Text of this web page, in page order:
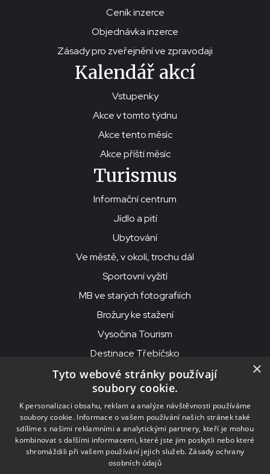
Ceník inzerce
Objednávka inzerce
Zásady pro zveřejnění ve zpravodaji
Kalendář akcí
Vstupenky
Akce v tomto týdnu
Akce tento měsíc
Akce příští měsíc
Turismus
Informační centrum
Jídlo a pití
Ubytování
Ve městě, v okolí, trochu dál
Sportovní vyžití
MB ve starých fotografiích
Brožury ke stažení
Vysočina Tourism
Destinace Třebíčsko
© 2026MKS Beseda Mor. Budějovice
MKS Beseda, příspěvková organizace, Purcnerova 62, 676 02
Moravské Budějovice
IČO: 00091758, DIČ: CZ00091758, ID datové schránky: chjn2kd
×
Tyto webové stránky používají
soubory cookie.
K personalizaci obsahu, reklam a analýze návštěvnosti používáme
soubory cookie. Informace o vašem používání našich stránek také
sdílíme s našimi reklamními a analytickými partnery, kteří je mohou
kombinovat s dalšími informacemi, které jste jim poskytli nebo které
shromáždili při vašem používání jejich služeb. Zásady ochrany
osobních údajů